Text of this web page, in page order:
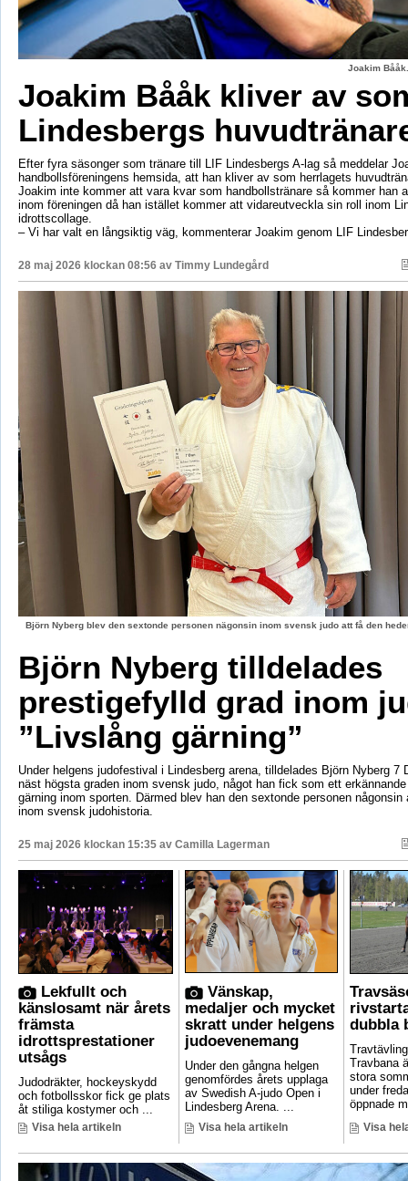
Joakim
Joakim Bååk kliver av
Lindesbergs
Efter fyra säsonger som tränare till LIF Lindesbergs A-lag så meddelar
handbollsföreningens hemsida, att han kliver av som herrlagets
Joakim inte kommer att vara kvar som handbollstränare så kommer han
inom föreningen då han istället kommer att vidareutveckla sin roll inom
idrottscollage.
– Vi har valt en långsiktig väg, kommenterar Joakim genom LIF
28 maj 2026 klockan 08:56 av Timmy Lundegård
Björn Nyberg blev den sextonde personen nägonsin inom svensk judo att få den
Björn Nyberg tilldelades
prestigefylld grad inom
”Livslång gärning”
Under helgens judofestival i Lindesberg arena, tilldelades Björn Nyberg 7
näst högsta graden inom svensk judo, något han fick som ett
gärning inom sporten. Därmed blev han den sextonde personen
inom svensk judohistoria.
25 maj 2026 klockan 15:35 av Camilla Lagerman
Lekfullt och
känslosamt när årets
främsta
idrottsprestationer
utsågs
Judodräkter, hockeyskydd
och fotbollsskor fick ge plats
åt stiliga kostymer och ...
Visa hela artikeln
Vänskap,
medaljer och mycket
skratt under helgens
judoevenemang
Under den gångna helgen
genomfördes årets upplaga
av Swedish A-judo Open i
Lindesberg Arena. ...
Visa hela artikeln
dubbla
Travbana
stora
under
öppnade
Visa